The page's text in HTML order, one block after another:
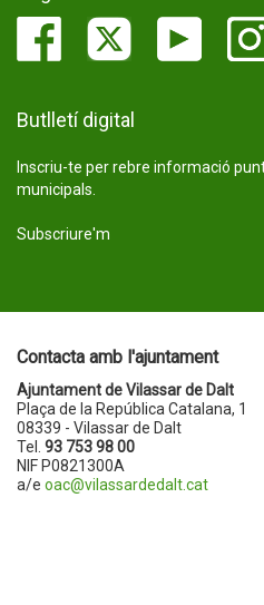
Butlletí digital
Inscriu-te per rebre informació
municipals.
Subscriure'm
Contacta amb l'ajuntament
Ajuntament de Vilassar de Dalt
Plaça de la República Catalana, 1
08339 - Vilassar de Dalt
Tel. 93 753 98 00
NIF P0821300A
a/e oac@vilassardedalt.cat